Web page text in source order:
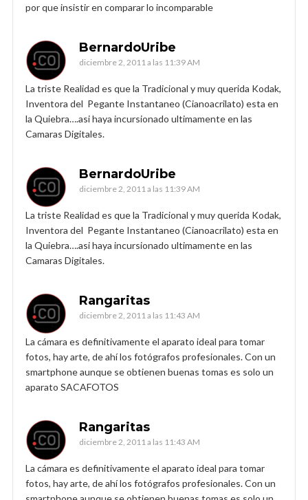
por que insistir en comparar lo incomparable
BernardoUribe
diciembre 2, 2011 a las 11:39 AM
La triste Realidad es que la Tradicional y muy querida Kodak,
Inventora del Pegante Instantaneo (Cianoacrilato) esta en
la Quiebra….asi haya incursionado ultimamente en las
Camaras Digitales.
BernardoUribe
diciembre 2, 2011 a las 11:39 AM
La triste Realidad es que la Tradicional y muy querida Kodak,
Inventora del Pegante Instantaneo (Cianoacrilato) esta en
la Quiebra….asi haya incursionado ultimamente en las
Camaras Digitales.
Rangaritas
diciembre 2, 2011 a las 11:43 AM
La cámara es definitivamente el aparato ideal para tomar
fotos, hay arte, de ahí los fotógrafos profesionales. Con un
smartphone aunque se obtienen buenas tomas es solo un
aparato SACAFOTOS
Rangaritas
diciembre 2, 2011 a las 11:43 AM
La cámara es definitivamente el aparato ideal para tomar
fotos, hay arte, de ahí los fotógrafos profesionales. Con un